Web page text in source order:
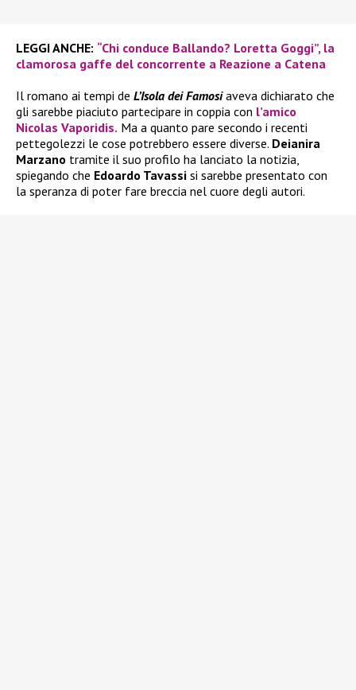
LEGGI ANCHE: “Chi conduce Ballando? Loretta Goggi”, la
clamorosa gaffe del concorrente a Reazione a Catena
Il romano ai tempi de L’Isola dei Famosiaveva dichiarato che
gli sarebbe piaciuto partecipare in coppia con l’amico
Nicolas Vaporidis. Ma a quanto pare secondo i recenti
pettegolezzi le cose potrebbero essere diverse. Deianira
Marzano tramite il suo profilo ha lanciato la notizia,
spiegando che Edoardo Tavassi si sarebbe presentato con
la speranza di poter fare breccia nel cuore degli autori.